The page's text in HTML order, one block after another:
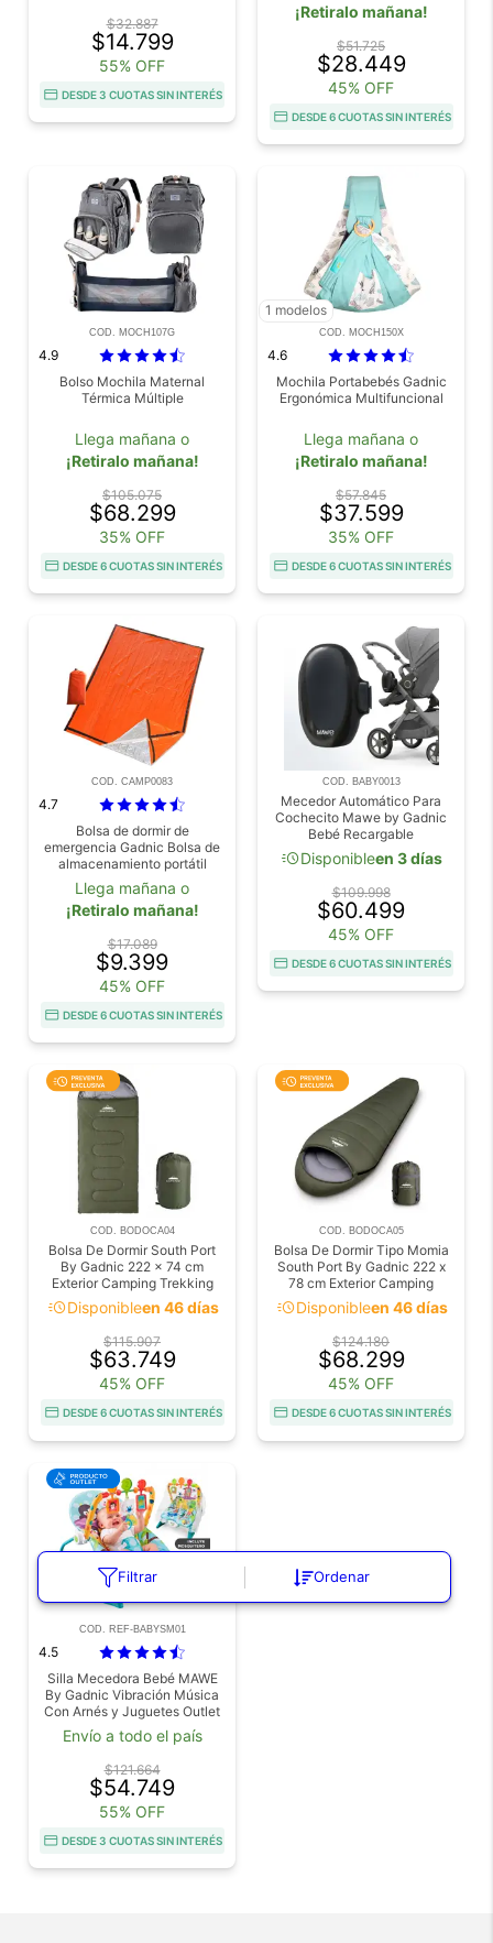
Filtrar Ordenar
$32.887
$14.799
55% OFF
DESDE 3 CUOTAS SIN INTERÉS
¡Retiralo mañana!
$51.725
$28.449
45% OFF
DESDE 6 CUOTAS SIN INTERÉS
COD. MOCH107G
4.9
Bolso Mochila Maternal
Térmica Múltiple
Llega mañana o
¡Retiralo mañana!
$105.075
$68.299
35% OFF
DESDE 6 CUOTAS SIN INTERÉS
1 modelos
COD. MOCH150X
4.6
Mochila Portabebés Gadnic
Ergonómica Multifuncional
Llega mañana o
¡Retiralo mañana!
$57.845
$37.599
35% OFF
DESDE 6 CUOTAS SIN INTERÉS
COD. CAMP0083
4.7
Bolsa de dormir de
emergencia Gadnic Bolsa de
almacenamiento portátil
Llega mañana o
¡Retiralo mañana!
$17.089
$9.399
45% OFF
DESDE 6 CUOTAS SIN INTERÉS
COD. BABY0013
Mecedor Automático Para
Cochecito Mawe by Gadnic
Bebé Recargable
acuteDisponibleen 3 días
$109.998
$60.499
45% OFF
DESDE 6 CUOTAS SIN INTERÉS
COD. BODOCA04
Bolsa De Dormir South Port
By Gadnic 222 x 74 cm
Exterior Camping Trekking
acuteDisponibleen 46 días
$115.907
$63.749
45% OFF
DESDE 6 CUOTAS SIN INTERÉS
COD. BODOCA05
Bolsa De Dormir Tipo Momia
South Port By Gadnic 222 x
78 cm Exterior Camping
Trekking
acuteDisponibleen 46 días
$124.180
$68.299
45% OFF
DESDE 6 CUOTAS SIN INTERÉS
COD. REF-BABYSM01
4.5
Silla Mecedora Bebé MAWE
By Gadnic Vibración Música
Con Arnés y Juguetes Outlet
Envío a todo el país
$121.664
$54.749
55% OFF
DESDE 3 CUOTAS SIN INTERÉS